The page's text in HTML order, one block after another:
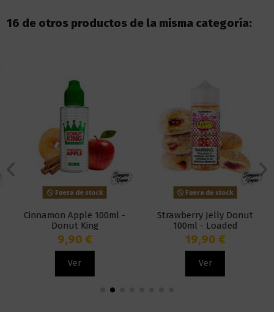
16 de otros productos de la misma categoría:
Fuera de stock
Cinnamon Apple 100ml -
Donut King
9,90 €
Ver
Fuera de stock
Strawberry Jelly Donut
100ml - Loaded
19,90 €
Ver